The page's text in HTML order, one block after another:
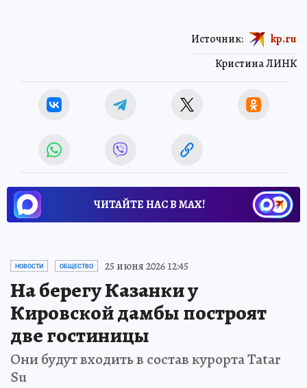
Кристина ЛИНК
Источник: kp.ru
ЧИТАЙТЕ НАС В МАХ!
НОВОСТИ ОБЩЕСТВО 25 июня 2026 12:45
На берегу Казанки у
Кировской дамбы построят
две гостиницы
Они будут входить в состав курорта Tatar
Su